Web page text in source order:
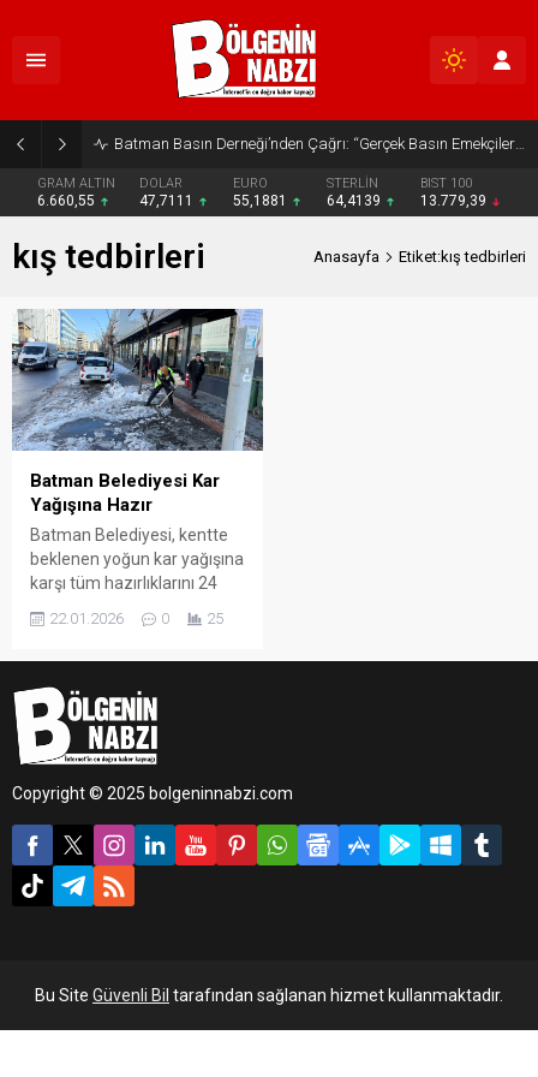
Batman Basın Derneği’nden Çağrı: “Gerçek Basın Emekçileri Desteklenmeli”
GRAM ALTIN
6.660,55
DOLAR
47,7111
EURO
55,1881
STERLİN
64,4139
BIST 100
13.779,39
kış tedbirleri Anasayfa Etiket:kış tedbirleri
Batman Belediyesi Kar
Yağışına Hazır
Batman Belediyesi, kentte
beklenen yoğun kar yağışına
karşı tüm hazırlıklarını 24
Belediye ekipleri, ulaşımda
olumsuzluklardan
etkilenmemesi için sahada
gerekli tüm önlemleri aldı.
22.01.2026 0 25
Copyright © 2025 bolgeninnabzi.com
Bu Site Güvenli Bil tarafından sağlanan hizmet kullanmaktadır.